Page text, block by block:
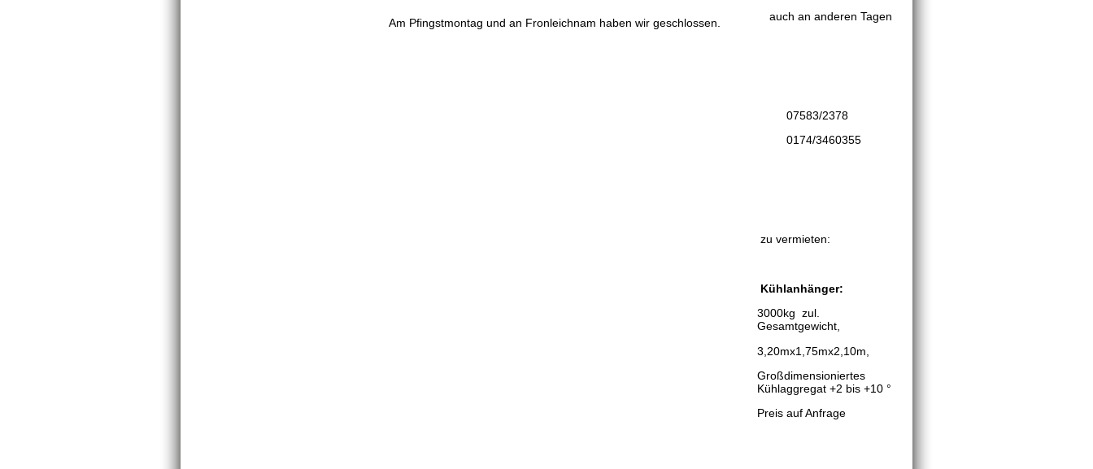
Am Pfingstmontag und an Fronleichnam haben wir geschlossen.
auch an anderen Tagen
07583/2378
0174/3460355
zu vermieten:
Kühlanhänger:
3000kg zul.
Gesamtgewicht,
3,20mx1,75mx2,10m,
Großdimensioniertes
Kühlaggregat +2 bis +10 °
Preis auf Anfrage